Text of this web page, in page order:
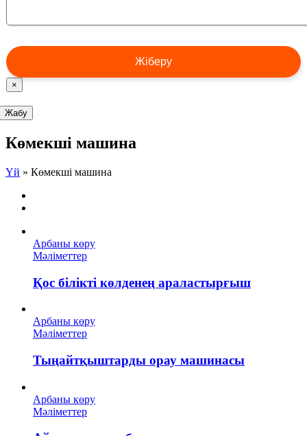
×
Жабу
Көмекші машина
Үй » Көмекші машина
Арбаны көру
Мәліметтер
Қос білікті көлденең араластырғыш
Арбаны көру
Мәліметтер
Тыңайтқыштарды орау машинасы
Арбаны көру
Мәліметтер